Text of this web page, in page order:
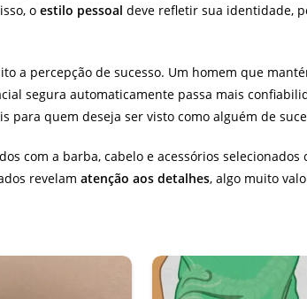
o estilo pessoal deve refletir sua identidade,
a percepção de sucesso. Um homem que
segura automaticamente passa mais
para quem deseja ser visto como alguém de
com a barba, cabelo e acessórios
revelam atenção aos detalhes, algo muito